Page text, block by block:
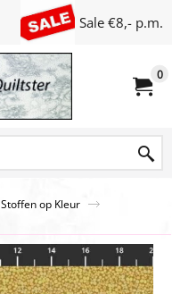
Sale €8,- p.m.
0
Stoffen op Kleur